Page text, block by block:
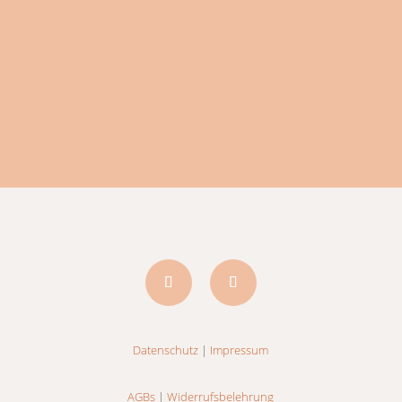
Datenschutz | Impressum
AGBs |Widerrufsbelehrung